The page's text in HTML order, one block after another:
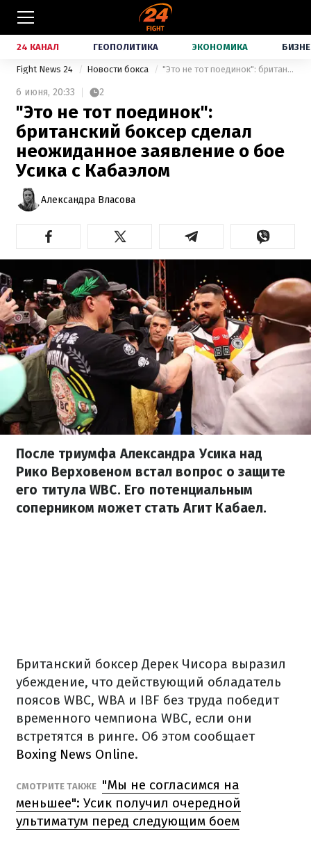
24 КАНАЛ ГЕОПОЛИТИКА ЭКОНОМИКА
Fight News 24 Новости бокса "Это не тот поединок": британский боксер сделал неожиданное заявление о бое Усика с Кабаэлом
6 июня, 20:33 2
"Это не тот поединок":
британский боксер сделал
неожиданное заявление о бое
Усика с Кабаэлом
Александра Власова
После триумфа Александра Усика над
Рико Верховеном встал вопрос о защите
его титула WBC. Его потенциальным
соперником может стать Агит Кабаел.
Британский боксер Дерек Чисора выразил
убеждение, что действующий обладатель
поясов WBC, WBA и IBF без труда победит
временного чемпиона WBC, если они
встретятся в ринге. Об этом сообщает
Boxing News Online.
СМОТРИТЕ ТАКЖЕ "Мы не согласимся на
меньшее": Усик получил очередной
ультиматум перед следующим боем